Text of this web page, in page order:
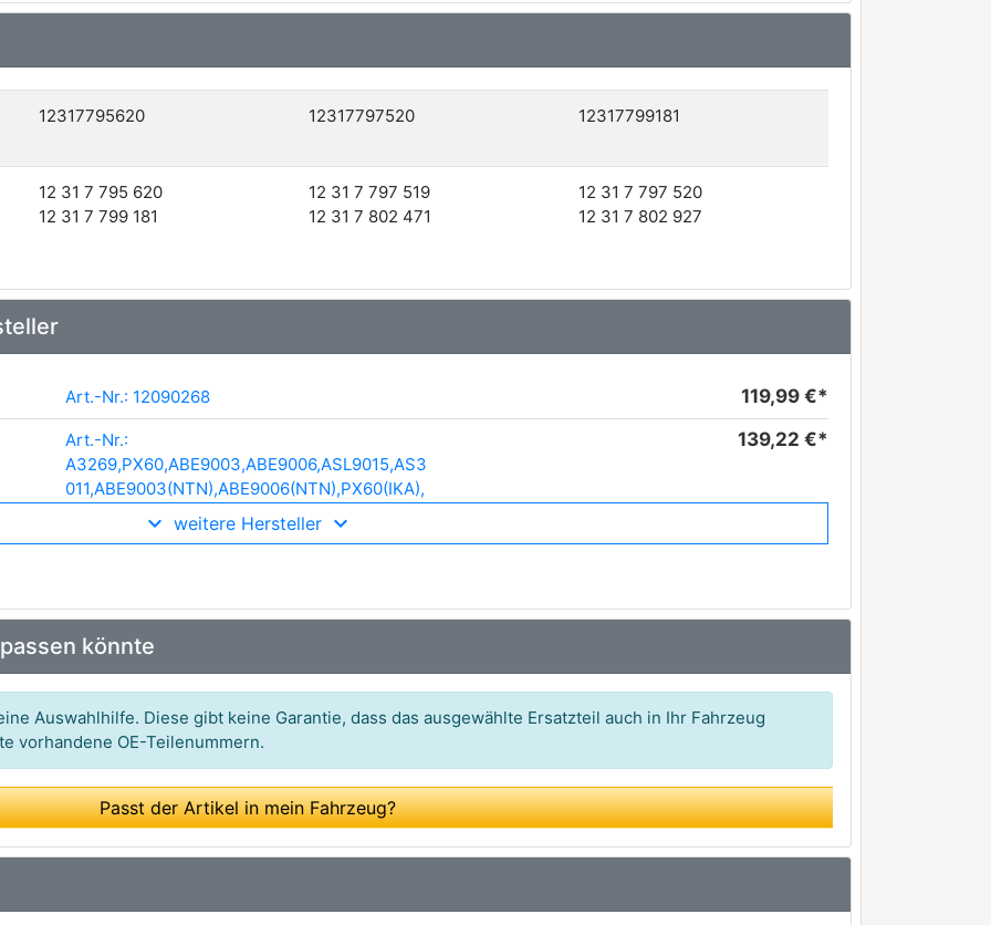
12317795620 12317797520
12317799181
12 31 7 795 620 12 31 7 797 519
12 31 7 797 520
12 31 7 799 181 12 31 7 802 471
12 31 7 802 927
Art.-Nr.: 12090268 119,99 €*
Art.-Nr.:
A3269,PX60,ABE9003,ABE9006,ASL9015,AS3
011,ABE9003(NTN),ABE9006(NTN),PX60(IKA),
ABE9003(NSK),ABE9006(NSK),ARC3040,ABE
C3001,AR3010,ASL9015A,ABE9006(BULK),AB
(BULK),ABE9006(NSK)(BULK),ABE9006(NTN)
(BULK),ABE9014(BULK),ZS0002,ARS2005,ASL
9015(BULK),ZS0003,ARS3008,ARS3009,ARS3
3166S,ABE9003(SKF),ABE9006(SKF),ABE900
6(SKF)
(BULK),ARE3166P,ARE3166P2,ARS3025S(BUL
(BULK),ARS3026S,ARS3026S(BULK),ARS302
7S,ARS3027S(BULK),ARS3028S,ARS3028S(B
ULK),AP6022S,ABE9003(SKF)
139,22 €*
weitere Hersteller
könnte
Auswahlhilfe. Diese gibt keine Garantie, dass das ausgewählte Ersatzteil auch in Ihr Fahrzeug
vorhandene OE-Teilenummern.
Passt der Artikel in mein Fahrzeug?